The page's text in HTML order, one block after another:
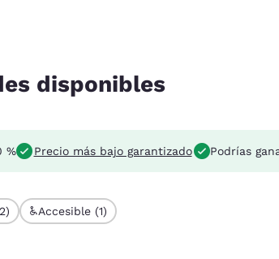
disponibles
% Precio más bajo garantizado Podrías
Accesible (1)